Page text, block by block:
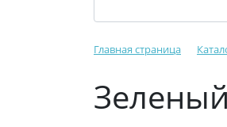
Главная страница